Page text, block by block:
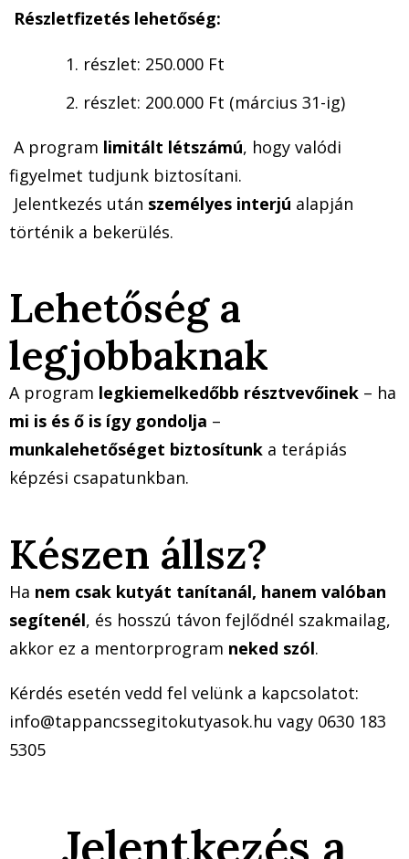
Részletfizetés lehetőség:
részlet: 250.000 Ft
részlet: 200.000 Ft (március 31-ig)
A program limitált létszámú, hogy valódi
figyelmet tudjunk biztosítani.
Jelentkezés után személyes interjú alapján
történik a bekerülés.
Lehetőség a
legjobbaknak
A program legkiemelkedőbb résztvevőinek – ha
mi is és ő is így gondolja –
munkalehetőséget biztosítunk a terápiás
képzési csapatunkban.
Készen állsz?
Ha nem csak kutyát tanítanál, hanem valóban
segítenél, és hosszú távon fejlődnél szakmailag,
akkor ez a mentorprogram neked szól.
Kérdés esetén vedd fel velünk a kapcsolatot:
info@tappancssegitokutyasok.hu vagy 0630 183
5305
Jelentkezés a